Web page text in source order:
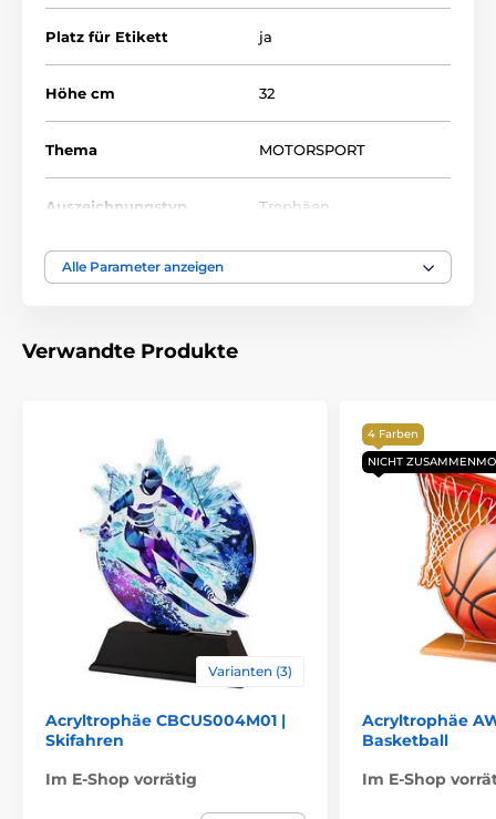
Platz für Etikett ja
Höhe cm 32
Thema MOTORSPORT
Auszeichnungstyp Trophäen
Material
Emblems
Alle Parameter anzeigen
Verwandte Produkte
Varianten (3)
Acryltrophäe CBCUS004M01 |
Skifahren
Im E-Shop vorrätig
4 Farben
NICHT
Acryltrophäe
Basketball
Im E-Shop